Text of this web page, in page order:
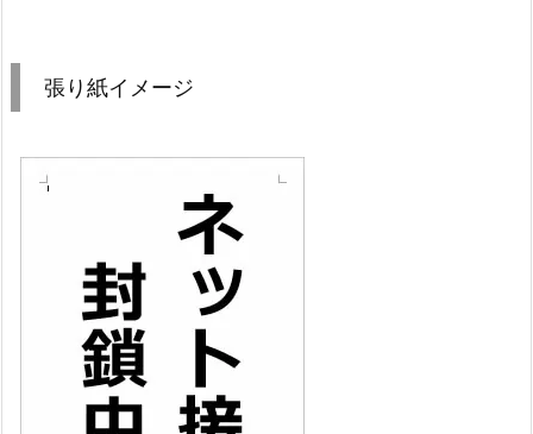
張り紙イメージ